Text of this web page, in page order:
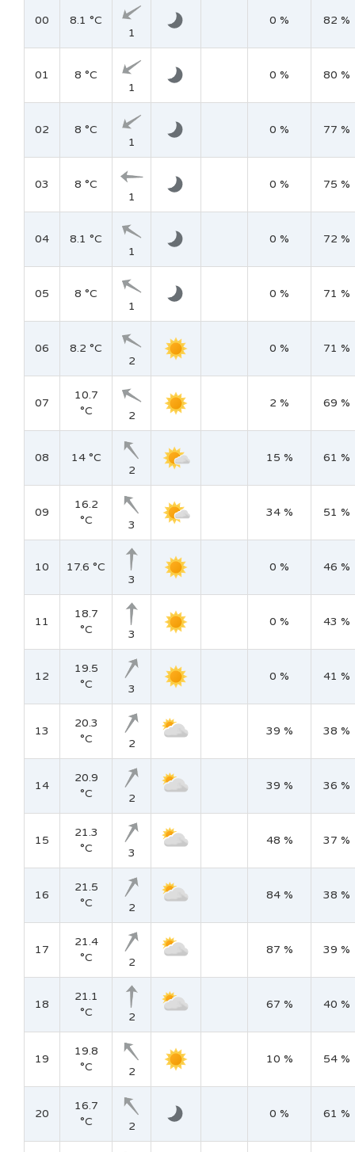
00
8.1 °C
1
0 % 82 %
01
8 °C
1
0 % 80 %
02
8 °C
1
0 % 77 %
03
8 °C
1
0 % 75 %
04
8.1 °C
1
0 % 72 %
05
8 °C
1
0 % 71 %
06
8.2 °C
2
0 % 71 %
07
10.7
°C
2
2 % 69 %
08
14 °C
2
15 % 61 %
09
16.2
°C
3
34 % 51 %
10
17.6 °C
3
0 % 46 %
11
18.7
°C
3
0 % 43 %
12
19.5
°C
3
0 % 41 %
13
20.3
°C
2
39 % 38 %
14
20.9
°C
2
39 % 36 %
15
21.3
°C
3
48 % 37 %
16
21.5
°C
2
84 % 38 %
17
21.4
°C
2
87 % 39 %
18
21.1
°C
2
67 % 40 %
19
19.8
°C
2
10 % 54 %
20
16.7
°C
2
0 % 61 %